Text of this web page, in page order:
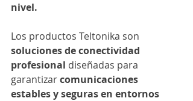
nivel.
Los productos Teltonika son
soluciones de conectividad
profesional diseñadas para
garantizar comunicaciones
estables y seguras en entornos